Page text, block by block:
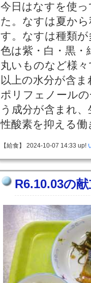
今日はなすを使っ
た。なすは夏か
す。なすは種類
色は紫・白・黒・
丸いものなど様
以上の水分が含
ポリフェノール
う成分が含まれ
性酸素を抑える
【給食】 2024-10-07 14:33 up!
R6.10.03の